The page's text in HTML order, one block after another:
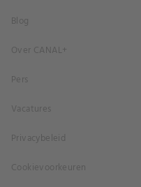
Blog
Over CANAL+
Pers
Vacatures
Privacybeleid
Cookievoorkeuren